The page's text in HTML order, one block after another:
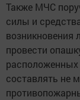
Также МЧС
силы и
возникновения
провести
составлять не